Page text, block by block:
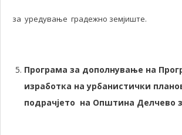
за уредување градежно земјиште.
Програма за дополнување на
изработка на урбанистички
подрачјето на Општина Делчево